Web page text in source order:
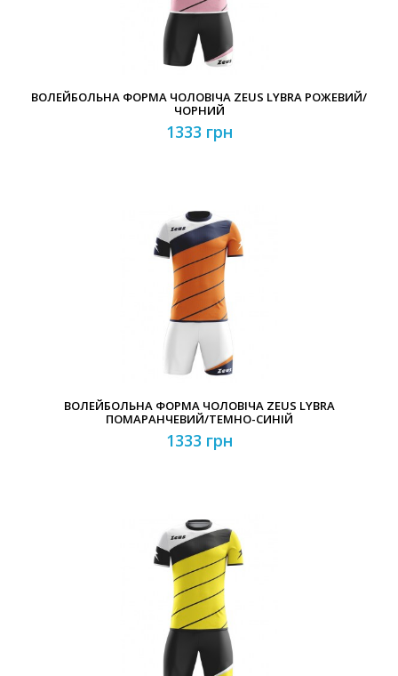
ВОЛЕЙБОЛЬНА ФОРМА ЧОЛОВІЧА ZEUS LYBRA РОЖЕВИЙ/
ЧОРНИЙ
1333 грн
ВОЛЕЙБОЛЬНА ФОРМА ЧОЛОВІЧА ZEUS LYBRA
ПОМАРАНЧЕВИЙ/ТЕМНО-СИНІЙ
1333 грн